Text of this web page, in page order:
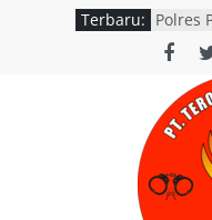
Terbaru: Polres
Polres